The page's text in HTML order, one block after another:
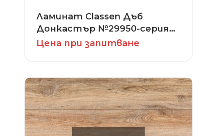
Ламинат Classen Дъб
Донкастър №29950-серия
Adventure
Цена при запитване